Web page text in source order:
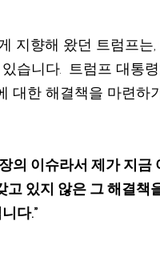
지향해 왔던 트럼프는
습니다.  트럼프 대통
대한 해결책을 마련하
의 이슈라서 제가 지금
있지 않은 그 해결책
다.”